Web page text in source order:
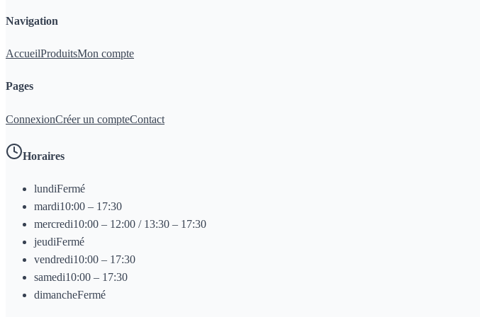
Navigation
AccueilProduitsMon compte
Pages
ConnexionCréer un compteContact
Horaires
lundiFermé
mardi10:00 – 17:30
mercredi10:00 – 12:00 / 13:30 – 17:30
jeudiFermé
vendredi10:00 – 17:30
samedi10:00 – 17:30
dimancheFermé